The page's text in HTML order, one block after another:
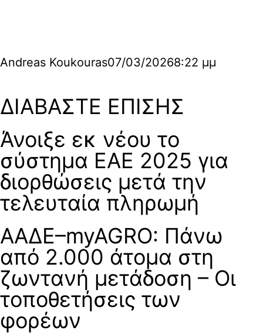
Andreas Koukouras07/03/20268:22 μμ
ΔΙΑΒΑΣΤΕ ΕΠΙΣΗΣ
Άνοιξε εκ νέου το
σύστημα ΕΑΕ 2025 για
διορθώσεις μετά την
τελευταία πληρωμή
ΑΑΔΕ–myAGRO: Πάνω
από 2.000 άτομα στη
ζωντανή μετάδοση – Οι
τοποθετήσεις των
φορέων